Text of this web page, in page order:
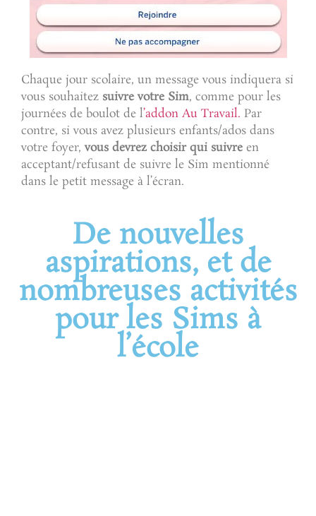
Chaque jour scolaire, un message vous indiquera si
vous souhaitez suivre votre Sim, comme pour les
journées de boulot de l’addon Au Travail. Par
contre, si vous avez plusieurs enfants/ados dans
votre foyer, vous devrez choisir qui suivre en
acceptant/refusant de suivre le Sim mentionné
dans le petit message à l’écran.
De nouvelles
aspirations, et de
nombreuses activités
pour les Sims à
l’école